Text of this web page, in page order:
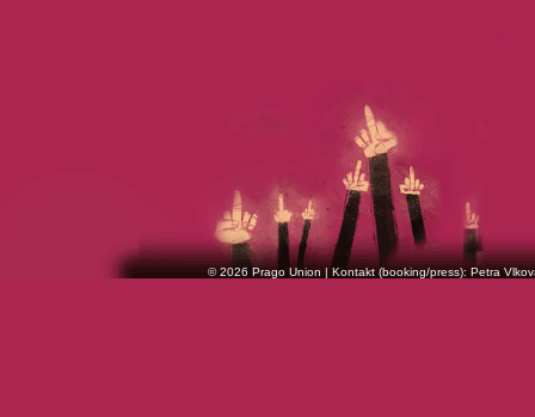
© 2026 Prago Union | Kontakt (booking/press): Petra